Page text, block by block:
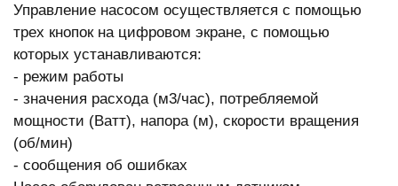
Управление насосом осуществляется с помощью
трех кнопок на цифровом экране, с помощью
которых устанавливаются:
- режим работы
- значения расхода (м3/час), потребляемой
мощности (Ватт), напора (м), скорости вращения
(об/мин)
- сообщения об ошибках